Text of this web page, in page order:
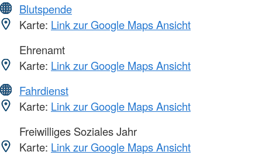
Blutspende
Karte: Link zur Google Maps Ansicht
Ehrenamt
Karte: Link zur Google Maps Ansicht
Fahrdienst
Karte: Link zur Google Maps Ansicht
Freiwilliges Soziales Jahr
Karte: Link zur Google Maps Ansicht